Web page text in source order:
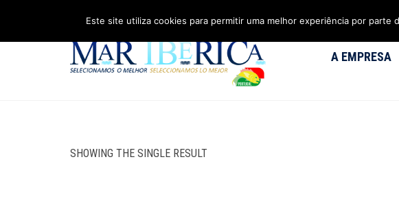
A EMPRESA
SHOWING THE SINGLE RESULT
Este site utiliza cookies para permitir uma melhor experiência por